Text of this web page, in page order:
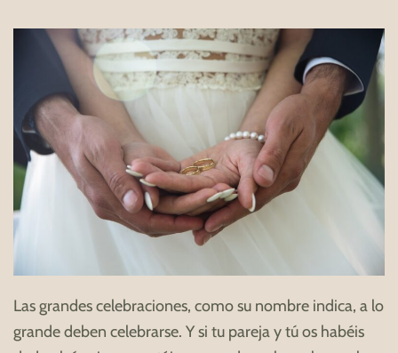
Las grandes celebraciones, como su nombre indica, a lo
grande deben celebrarse. Y si tu pareja y tú os habéis